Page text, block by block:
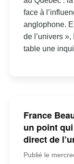
face à
anglophone.
de l’univers
table une
France
un point
direct de
Publié le